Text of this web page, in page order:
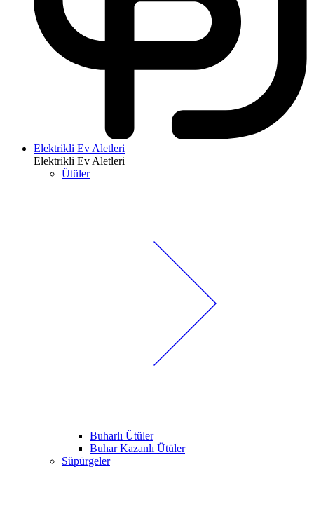
Elektrikli Ev Aletleri
Elektrikli Ev Aletleri
Ütüler
Buharlı Ütüler
Buhar Kazanlı Ütüler
Süpürgeler